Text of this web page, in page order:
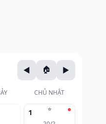
CHỦ NHẬT
⭐
1